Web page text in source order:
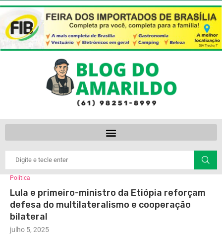
Política
Lula e primeiro-ministro da Etiópia reforçam
defesa do multilateralismo e cooperação
bilateral
julho 5, 2025